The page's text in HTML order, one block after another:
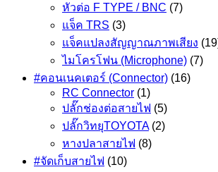
หัวต่อ F TYPE / BNC (7)
แจ็ค TRS (3)
แจ็คแปลงสัญญาณภาพเสียง
ไมโครโฟน (Microphone) (7)
#คอนเนคเตอร์ (Connector) (16)
RC Connector (1)
ปลั๊กช่องต่อสายไฟ (5)
ปลั๊กวิทยุTOYOTA (2)
หางปลาสายไฟ (8)
#จัดเก็บสายไฟ (10)